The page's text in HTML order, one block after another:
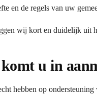
en de regels van uw
wij kort en duidelijk uit
u in
hebben op ondersteuning